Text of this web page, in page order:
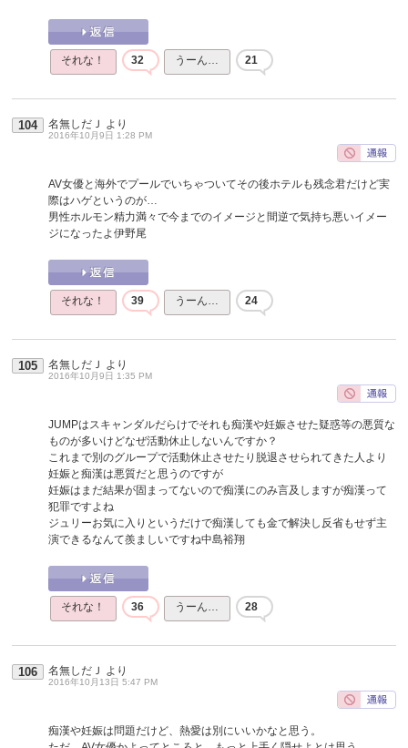
それな！ 32 うーん… 21
104 名無しだＪ より
2016年10月9日 1:28 PM
AV女優と海外でプールでいちゃついてその後ホテルも残念君だけど実
際はハゲというのが…
男性ホルモン精力満々で今までのイメージと間逆で気持ち悪いイメー
ジになったよ伊野尾
それな！ 39 うーん… 24
105 名無しだＪ より
2016年10月9日 1:35 PM
JUMPはスキャンダルだらけでそれも痴漢や妊娠させた疑惑等の悪質な
ものが多いけどなぜ活動休止しないんですか？
これまで別のグループで活動休止させたり脱退させられてきた人より
妊娠と痴漢は悪質だと思うのですが
妊娠はまだ結果が固まってないので痴漢にのみ言及しますが痴漢って
犯罪ですよね
ジュリーお気に入りというだけで痴漢しても金で解決し反省もせず主
演できるなんて羨ましいですね中島裕翔
それな！ 36 うーん… 28
106 名無しだＪ より
2016年10月13日 5:47 PM
痴漢や妊娠は問題だけど、熱愛は別にいいかなと思う。